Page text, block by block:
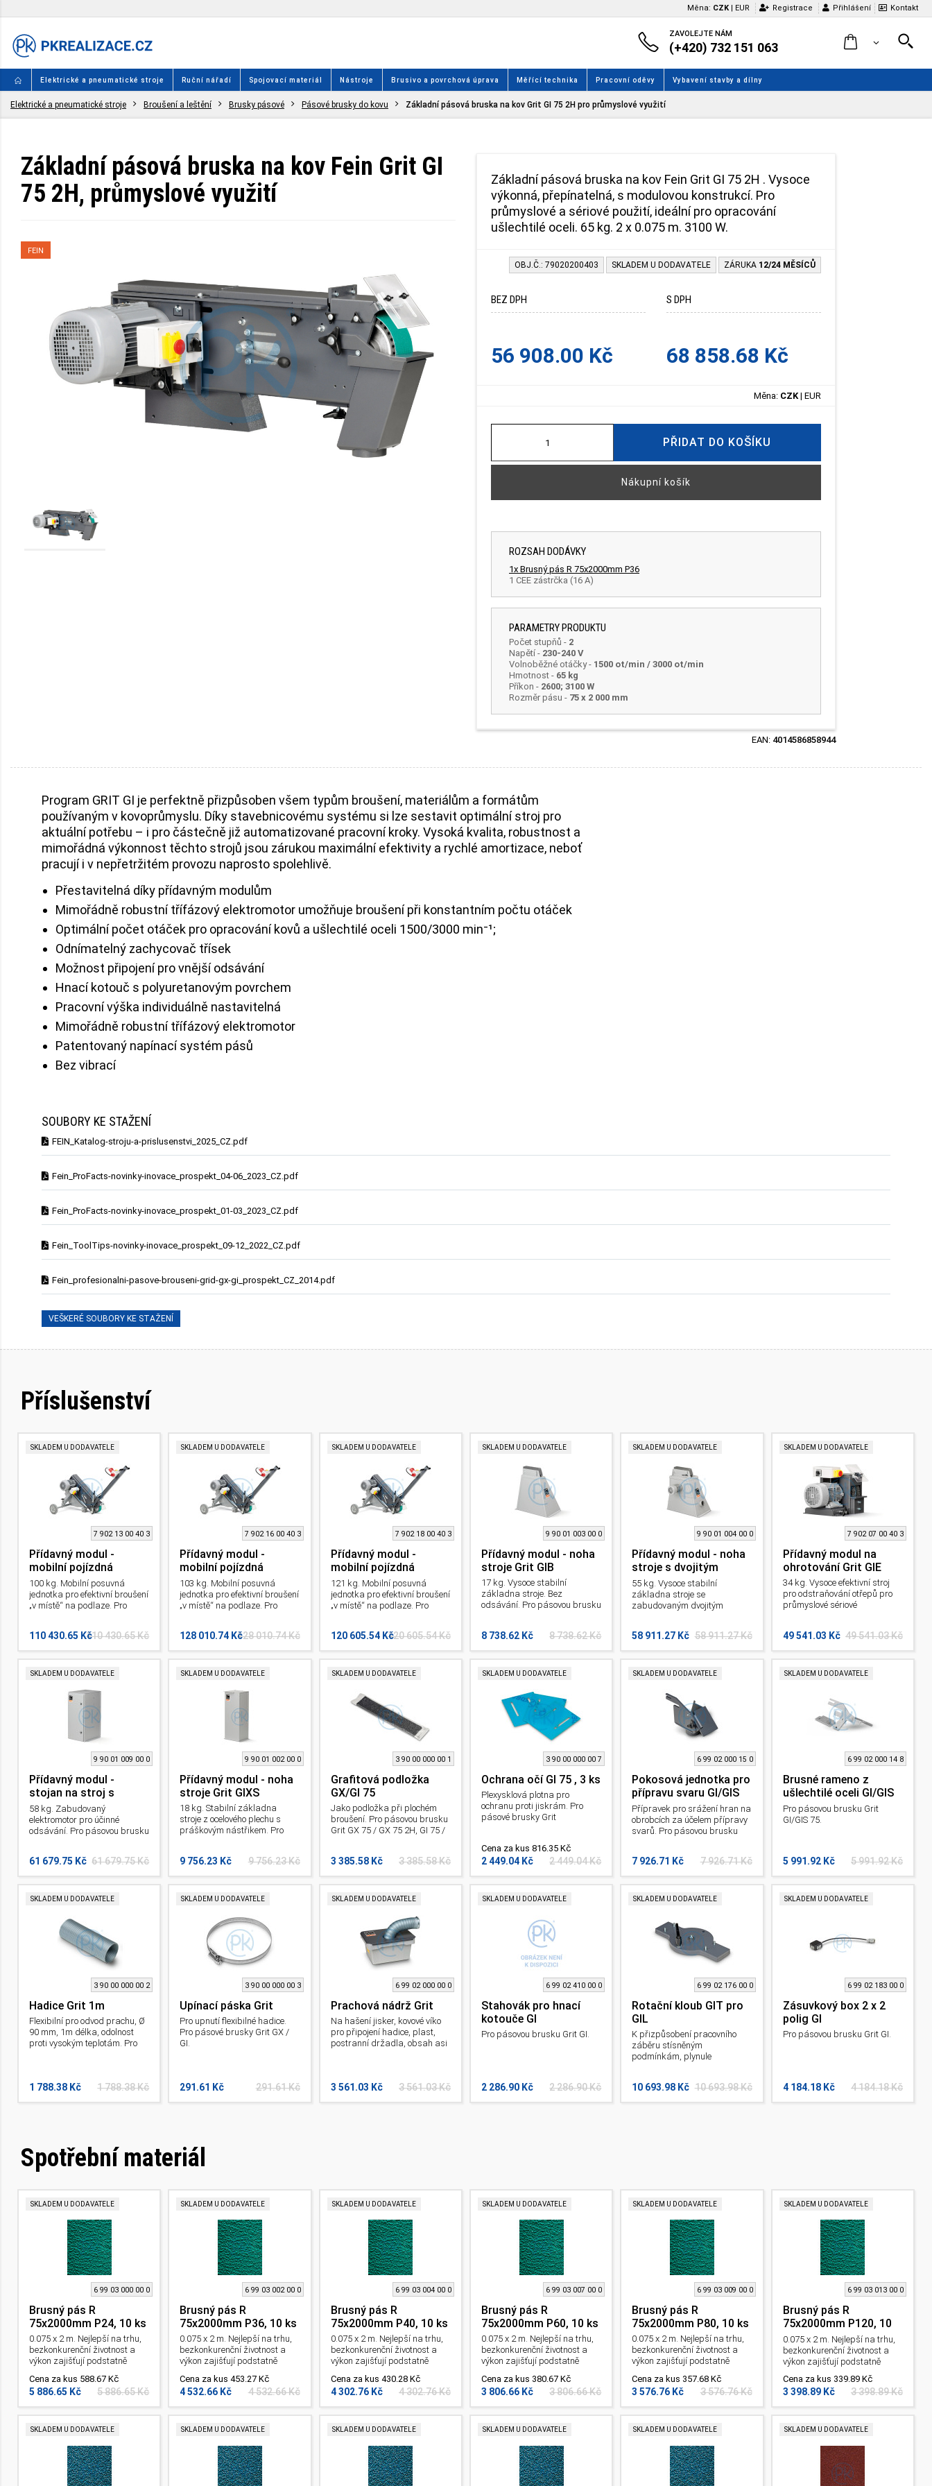
Měna: CZK | EUR Registrace Přihlášení Kontakt
ZAVOLEJTE NÁM
(+420) 732 151 063
Elektrické a pneumatické stroje Ruční nářadí Spojovací materiál Nástroje Brusivo a povrchová úprava Měřící technika Pracovní oděvy Vybavení stavby a dílny
Elektrické a pneumatické stroje Broušení a leštění Brusky pásové Pásové brusky do kovu Základní pásová bruska na kov Grit GI 75 2H pro průmyslové využití
Základní pásová bruska na kov Fein Grit GI
75 2H, průmyslové využití
FEIN
Základní pásová bruska na kov Fein Grit GI 75 2H . Vysoce
výkonná, přepínatelná, s modulovou konstrukcí. Pro
průmyslové a sériové použití, ideální pro opracování
ušlechtilé oceli. 65 kg. 2 x 0.075 m. 3100 W.
OBJ.Č.: 79020200403 SKLADEM U DODAVATELE ZÁRUKA 12/24 MĚSÍCŮ
BEZ DPH
56 908.00 Kč
S DPH
68 858.68 Kč
Měna: CZK| EUR
PŘIDAT DO KOŠÍKU
Nákupní košík
ROZSAH DODÁVKY
1x Brusný pás R 75x2000mm P36
1 CEE zástrčka (16 A)
PARAMETRY PRODUKTU
Počet stupňů - 2
Napětí - 230-240 V
Volnoběžné otáčky- 1500 ot/min / 3000 ot/min
Hmotnost - 65 kg
Příkon - 2600; 3100 W
Rozměr pásu - 75 x 2 000 mm
EAN: 4014586858944
Program GRIT GI je perfektně přizpůsoben všem typům broušení, materiálům a formátům
používaným v kovoprůmyslu. Díky stavebnicovému systému si lze sestavit optimální stroj pro
aktuální potřebu – i pro částečně již automatizované pracovní kroky. Vysoká kvalita, robustnost a
mimořádná výkonnost těchto strojů jsou zárukou maximální efektivity a rychlé amortizace, neboť
pracují i v nepřetržitém provozu naprosto spolehlivě.
Přestavitelná díky přídavným modulům
Mimořádně robustní třífázový elektromotor umožňuje broušení při konstantním počtu otáček
Optimální počet otáček pro opracování kovů a ušlechtilé oceli 1500/3000 min⁻¹;
Odnímatelný zachycovač třísek
Možnost připojení pro vnější odsávání
Hnací kotouč s polyuretanovým povrchem
Pracovní výška individuálně nastavitelná
Mimořádně robustní třífázový elektromotor
Patentovaný napínací systém pásů
Bez vibrací
SOUBORY KE STAŽENÍ
FEIN_Katalog-stroju-a-prislusenstvi_2025_CZ.pdf
Fein_ProFacts-novinky-inovace_prospekt_04-06_2023_CZ.pdf
Fein_ProFacts-novinky-inovace_prospekt_01-03_2023_CZ.pdf
Fein_ToolTips-novinky-inovace_prospekt_09-12_2022_CZ.pdf
Fein_profesionalni-pasove-brouseni-grid-gx-gi_prospekt_CZ_2014.pdf
VEŠKERÉ SOUBORY KE STAŽENÍ
Příslušenství
SKLADEM U DODAVATELE
7 902 13 00 40 3
Přídavný modul -
mobilní pojízdná
jednotka Grit GIMS 75
100 kg. Mobilní posuvná
jednotka pro efektivní broušení
„v místě“ na podlaze. Pro
110 430.65 Kč
110 430.65 Kč
SKLADEM U DODAVATELE
7 902 16 00 40 3
Přídavný modul -
mobilní pojízdná
jednotka Grit GIMS 75
2H
103 kg. Mobilní posuvná
jednotka pro efektivní broušení
„v místě“ na podlaze. Pro
128 010.74 Kč
128 010.74 Kč
SKLADEM U DODAVATELE
7 902 18 00 40 3
Přídavný modul -
mobilní pojízdná
jednotka Grit GIMS 75-
6
121 kg. Mobilní posuvná
jednotka pro efektivní broušení
„v místě“ na podlaze. Pro
120 605.54 Kč
120 605.54 Kč
SKLADEM U DODAVATELE
9 90 01 003 00 0
Přídavný modul - noha
stroje Grit GIB
17 kg. Vysoce stabilní
základna stroje. Bez
odsávání. Pro pásovou brusku
8 738.62 Kč
8 738.62 Kč
SKLADEM U DODAVATELE
9 90 01 004 00 0
Přídavný modul - noha
stroje s dvojitým
odsáváním Grit GIBE
55 kg. Vysoce stabilní
základna stroje se
zabudovaným dvojitým
58 911.27 Kč
58 911.27 Kč
SKLADEM U DODAVATELE
7 902 07 00 40 3
Přídavný modul na
ohrotování Grit GIE
34 kg. Vysoce efektivní stroj
pro odstraňování otřepů pro
průmyslové sériové
49 541.03 Kč
49 541.03 Kč
SKLADEM U DODAVATELE
9 90 01 009 00 0
Přídavný modul -
stojan na stroj s
odsáváním Grit GIXBE
58 kg. Zabudovaný
elektromotor pro účinné
odsávání. Pro pásovou brusku
61 679.75 Kč
61 679.75 Kč
SKLADEM U DODAVATELE
9 90 01 002 00 0
Přídavný modul - noha
stroje Grit GIXS
18 kg. Stabilní základna
stroje z ocelového plechu s
práškovým nástřikem. Pro
9 756.23 Kč
9 756.23 Kč
SKLADEM U DODAVATELE
3 90 00 000 00 1
Grafitová podložka
GX/GI 75
Jako podložka při plochém
broušení. Pro pásovou brusku
Grit GX 75 / GX 75 2H, GI 75 /
3 385.58 Kč
3 385.58 Kč
SKLADEM U DODAVATELE
3 90 00 000 00 7
Ochrana očí GI 75 , 3 ks
Plexysklová plotna pro
ochranu proti jiskrám. Pro
pásové brusky Grit
Cena za kus 816.35 Kč
2 449.04 Kč
2 449.04 Kč
SKLADEM U DODAVATELE
6 99 02 000 15 0
Pokosová jednotka pro
přípravu svaru GI/GIS
75
Přípravek pro srážení hran na
obrobcích za účelem přípravy
svarů. Pro pásovou brusku
7 926.71 Kč
7 926.71 Kč
SKLADEM U DODAVATELE
6 99 02 000 14 8
Brusné rameno z
ušlechtilé oceli GI/GIS
75
Pro pásovou brusku Grit
GI/GIS 75.
5 991.92 Kč
5 991.92 Kč
SKLADEM U DODAVATELE
3 90 00 000 00 2
Hadice Grit 1m
Flexibilní pro odvod prachu, Ø
90 mm, 1m délka, odolnost
proti vysokým teplotám. Pro
1 788.38 Kč
1 788.38 Kč
SKLADEM U DODAVATELE
3 90 00 000 00 3
Upínací páska Grit
Pro upnutí flexibilné hadice.
Pro pásové brusky Grit GX /
GI.
291.61 Kč
291.61 Kč
SKLADEM U DODAVATELE
6 99 02 000 00 0
Prachová nádrž Grit
Na hašení jisker, kovové víko
pro připojení hadice, plast,
postranní držadla, obsah asi
3 561.03 Kč
3 561.03 Kč
SKLADEM U DODAVATELE
6 99 02 410 00 0
Stahovák pro hnací
kotouče GI
Pro pásovou brusku Grit GI.
2 286.90 Kč
2 286.90 Kč
SKLADEM U DODAVATELE
6 99 02 176 00 0
Rotační kloub GIT pro
GIL
K přizpůsobení pracovního
záběru stísněným
podmínkám, plynule
GI.
10 693.98 Kč
10 693.98 Kč
SKLADEM U DODAVATELE
6 99 02 183 00 0
Zásuvkový box 2 x 2
polig GI
Pro pásovou brusku Grit GI.
4 184.18 Kč
4 184.18 Kč
Spotřební materiál
SKLADEM U DODAVATELE
6 99 03 000 00 0
Brusný pás R
75x2000mm P24, 10 ks
0.075 x 2 m. Nejlepší na trhu,
bezkonkurenční životnost a
výkon zajišťují podstatně
Především ke zpracování
nerezových a vysoce
legovaných ocelí. Pro pásovou
brusku Grit GI a GKS. Zrnitost:
24 .
Cena za kus 588.67 Kč
5 886.65 Kč
5 886.65 Kč
SKLADEM U DODAVATELE
6 99 03 002 00 0
Brusný pás R
75x2000mm P36, 10 ks
0.075 x 2 m. Nejlepší na trhu,
bezkonkurenční životnost a
výkon zajišťují podstatně
Především ke zpracování
nerezových a vysoce
legovaných ocelí. Pro pásovou
brusku Grit GI a GKS. Zrnitost:
36 .
Cena za kus 453.27 Kč
4 532.66 Kč
4 532.66 Kč
SKLADEM U DODAVATELE
6 99 03 004 00 0
Brusný pás R
75x2000mm P40, 10 ks
0.075 x 2 m. Nejlepší na trhu,
bezkonkurenční životnost a
výkon zajišťují podstatně
Především ke zpracování
nerezových a vysoce
legovaných ocelí. Pro pásovou
brusku Grit GI a GKS. Zrnitost:
40 .
Cena za kus 430.28 Kč
4 302.76 Kč
4 302.76 Kč
SKLADEM U DODAVATELE
6 99 03 007 00 0
Brusný pás R
75x2000mm P60, 10 ks
0.075 x 2 m. Nejlepší na trhu,
bezkonkurenční životnost a
výkon zajišťují podstatně
Především ke zpracování
nerezových a vysoce
legovaných ocelí. Pro pásovou
brusku Grit GI a GKS. Zrnitost:
60 .
Cena za kus 380.67 Kč
3 806.66 Kč
3 806.66 Kč
SKLADEM U DODAVATELE
6 99 03 009 00 0
Brusný pás R
75x2000mm P80, 10 ks
0.075 x 2 m. Nejlepší na trhu,
bezkonkurenční životnost a
výkon zajišťují podstatně
Především ke zpracování
nerezových a vysoce
legovaných ocelí. Pro pásovou
brusku Grit GI a GKS. Zrnitost:
80 .
Cena za kus 357.68 Kč
3 576.76 Kč
3 576.76 Kč
SKLADEM U DODAVATELE
6 99 03 013 00 0
Brusný pás R
75x2000mm P120, 10
ks
0.075 x 2 m. Nejlepší na trhu,
bezkonkurenční životnost a
výkon zajišťují podstatně
kratší časy zpracování.
Především ke zpracování
nerezových a vysoce
legovaných ocelí. Pro pásovou
brusku Grit GI a GKS. Zrnitost:
120 .
Cena za kus 339.89 Kč
3 398.89 Kč
3 398.89 Kč
SKLADEM U DODAVATELE SKLADEM U DODAVATELE SKLADEM U DODAVATELE SKLADEM U DODAVATELE SKLADEM U DODAVATELE SKLADEM U DODAVATELE